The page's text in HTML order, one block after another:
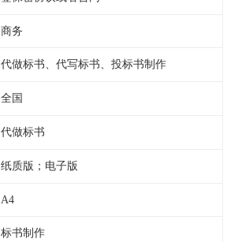
商务
代做标书、代写标书、投标书制作
全国
代做标书
纸质版；电子版
A4
标书制作